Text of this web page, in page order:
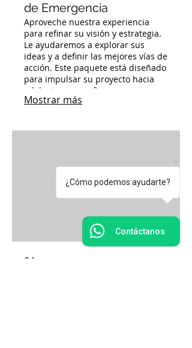
de Emergencia
Aproveche nuestra experiencia
para refinar su visión y estrategia.
Le ayudaremos a explorar sus
ideas y a definir las mejores vías de
acción. Este paquete está diseñado
para impulsar su proyecto hacia
adelante con confianza.
Mostrar más
04.
¿Cómo podemos ayudarte?
Contáctanos